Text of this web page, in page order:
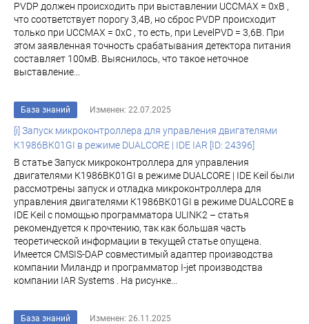
PVDP должен происходить при выставлении UCCMAX = 0хВ ,
что соответствует порогу 3,4В, но сброс PVDP происходит
только при UCCMAX = 0хС , то есть, при LevelPVD = 3,6В. При
этом заявленная точность срабатывания детектора питания
составляет 100мВ. Выяснилось, что такое неточное
выставление...
База знаний Изменен: 22.07.2025
[i] Запуск микроконтроллера для управления двигателями
К1986ВК01GI в режиме DUALCORE | IDE IAR [ID: 24396]
В статье Запуск микроконтроллера для управления
двигателями К1986ВК01GI в режиме DUALCORE | IDE Keil были
рассмотрены запуск и отладка микроконтроллера для
управления двигателями К1986ВК01GI в режиме DUALCORE в
IDE Keil с помощью программатора ULINK2 – статья
рекомендуется к прочтению, так как большая часть
теоретической информации в текущей статье опущена.
Имеется CMSIS-DAP совместимый адаптер производства
компании Миландр и программатор I-jet производства
компании IAR Systems . На рисунке...
База знаний Изменен: 26.11.2025